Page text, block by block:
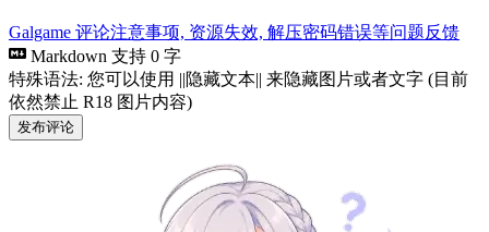
Galgame 评论注意事项, 资源失效, 解压密码错误等问题反馈
Markdown 支持 0 字
特殊语法: 您可以使用 ||隐藏文本|| 来隐藏图片或者文字 (目前
依然禁止 R18 图片内容)
发布评论